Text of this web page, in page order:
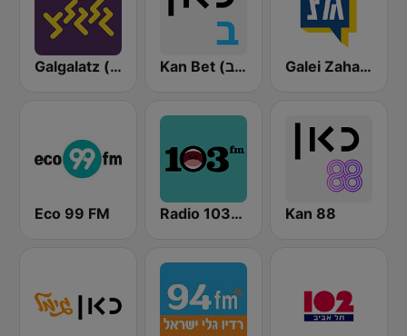
Galgalatz (גלגלצ רדיו) Kan Bet (כאן ב' / רשת ב') Galei Zahal (גלי צה"ל)
Eco 99 FM Radio 103FM Kan 88